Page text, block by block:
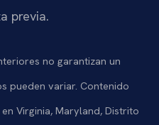
previa.
no garantizan un
pueden variar. Contenido
Virginia, Maryland, Distrito